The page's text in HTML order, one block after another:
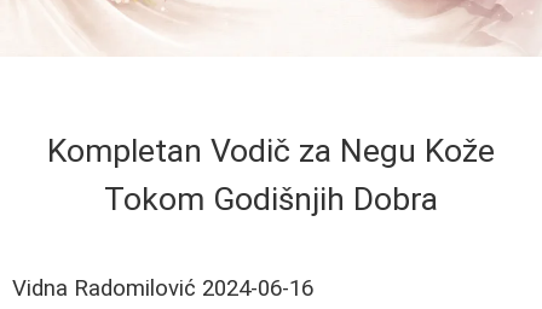
Kompletan Vodič za Negu Kože
Tokom Godišnjih Dobra
Vidna Radomilović 2024-06-16